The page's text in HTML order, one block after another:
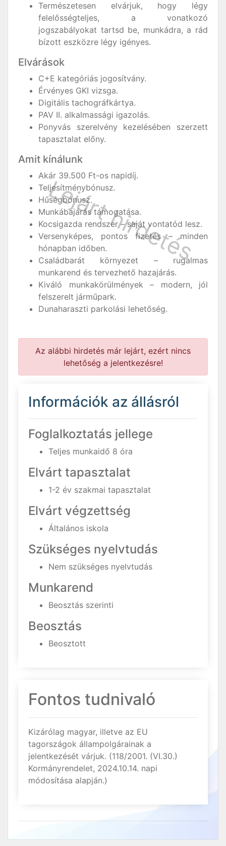
Természetesen elvárjuk, hogy légy
felelősségteljes, a vonatkozó
jogszabályokat tartsd be, munkádra, a rád
bízott eszközre légy igényes.
Elvárások
C+E kategóriás jogosítvány.
Érvényes GKI vizsga.
Digitális tachográfkártya.
PAV II. alkalmassági igazolás.
Ponyvás szerelvény kezelésében szerzett
tapasztalat előny.
Amit kínálunk
Akár 39.500 Ft-os napidíj.
Teljesítménybónusz.
Hűségbónusz.
Munkábajárás támogatása.
Kocsigazda rendszer – saját vontatód lesz.
Versenyképes, pontos fizetés – minden
hónapban időben.
Családbarát környezet – rugalmas
munkarend és tervezhető hazajárás.
Kiváló munkakörülmények – modern, jól
felszerelt járműpark.
Dunaharaszti parkolási lehetőség.
Az alábbi hirdetés már lejárt, ezért nincs
lehetőség a jelentkezésre!
Információk az állásról
Foglalkoztatás jellege
Teljes munkaidő 8 óra
Elvárt tapasztalat
1-2 év szakmai tapasztalat
Elvárt végzettség
Általános iskola
Szükséges nyelvtudás
Nem szükséges nyelvtudás
Munkarend
Beosztás szerinti
Beosztás
Beosztott
Fontos tudnivaló
Kizárólag magyar, illetve az EU
tagországok állampolgárainak a
jelentkezését várjuk. (118/2001. (VI.30.)
Kormányrendelet, 2024.10.14. napi
módosítása alapján.)